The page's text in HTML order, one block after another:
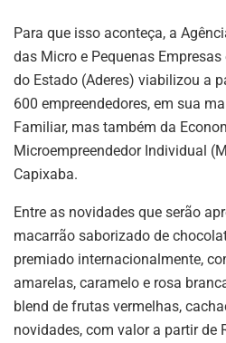
Para que isso aconteça, a
das Micro e Pequenas
do Estado (Aderes) viabilizou a
600 empreendedores, em sua
Familiar, mas também da
Microempreendedor Individual
Capixaba.
Entre as novidades que serão
macarrão saborizado de
premiado internacionalmente,
amarelas, caramelo e rosa
blend de frutas vermelhas,
novidades, com valor a partir de